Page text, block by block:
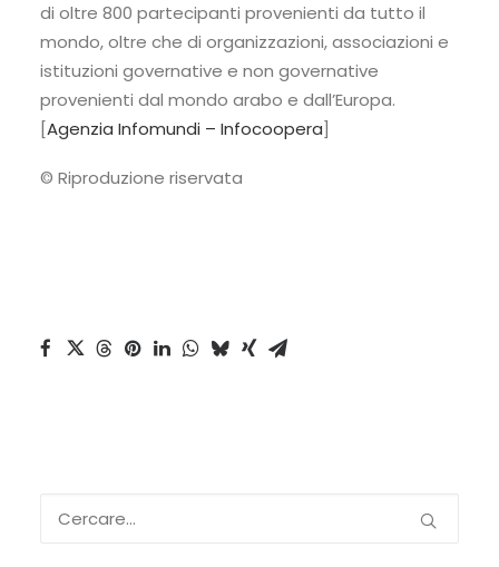
di oltre 800 partecipanti provenienti da tutto il
mondo, oltre che di organizzazioni, associazioni e
istituzioni governative e non governative
provenienti dal mondo arabo e dall’Europa.
[Agenzia Infomundi – Infocoopera]
© Riproduzione riservata